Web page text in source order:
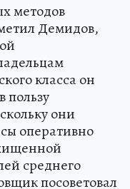
методов
Демидов,
класса он
пользу
они
оперативно
среднего
посоветовал